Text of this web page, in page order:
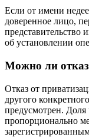
Если от имени
доверенное лицо,
представительство
об установлении
Можно ли
Отказ от
другого
предусмотрен. Доля
пропорционально